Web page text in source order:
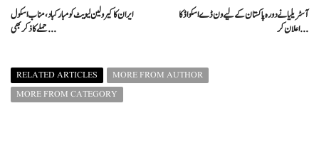
ایران کا کیرولین لیویٹ کو مبارکباد، مناب اسکول
حملے کا ذکر بھی ...
آسٹریلیا نے دورہ پاکستان کے لیے ون ڈے اسکواڈ کا
اعلان کر ...
RELATED ARTICLES
MORE FROM AUTHOR
MORE FROM CATEGORY